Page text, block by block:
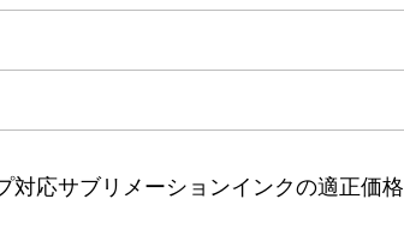
応サブリメーションインクの適正価格